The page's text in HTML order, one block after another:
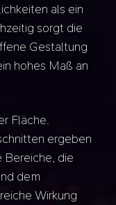
als ein
sorgt die
Gestaltung
hohes Maß an
Fläche.
ergeben
Bereiche, die
dem
Wirkung